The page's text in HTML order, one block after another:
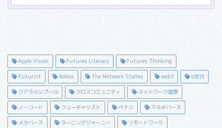
Futurist（フューチャリスト）コミュニティについて紹介してい
Apple Vision Futures Literacy Futures Thinking
Futurist Roblox The Network States web3 α世代
クアラルンプール クロスコミュニティ ネットワーク国家
ノーコード フューチャリスト ペナン マルチバース
メタバース ラーニングジャーニー リモートワーク